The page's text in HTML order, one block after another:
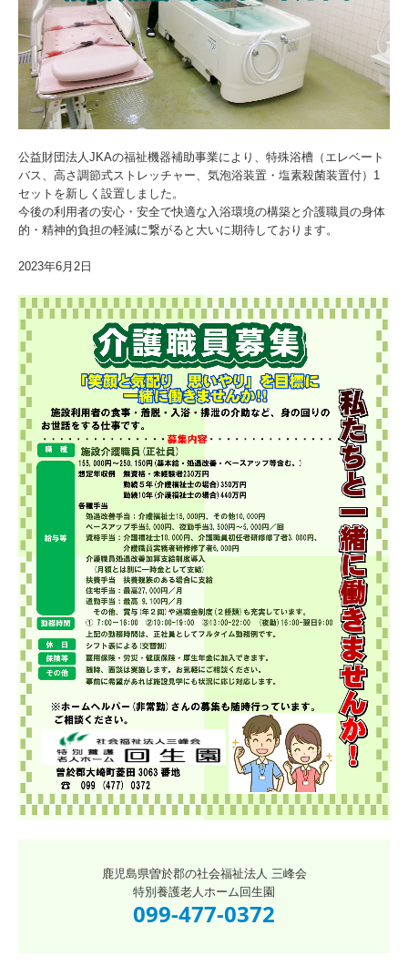
鹿児島県曽於郡の社会福祉法人 三峰会
特別養護老人ホーム回生園
099-477-0372
公益財団法人JKAの福祉機器補助事業により、特殊浴槽（エレベート
バス、高さ調節式ストレッチャー、気泡浴装置・塩素殺菌装置付）1
セットを新しく設置しました。
今後の利用者の安心・安全で快適な入浴環境の構築と介護職員の身体
的・精神的負担の軽減に繋がると大いに期待しております。
2023年6月2日